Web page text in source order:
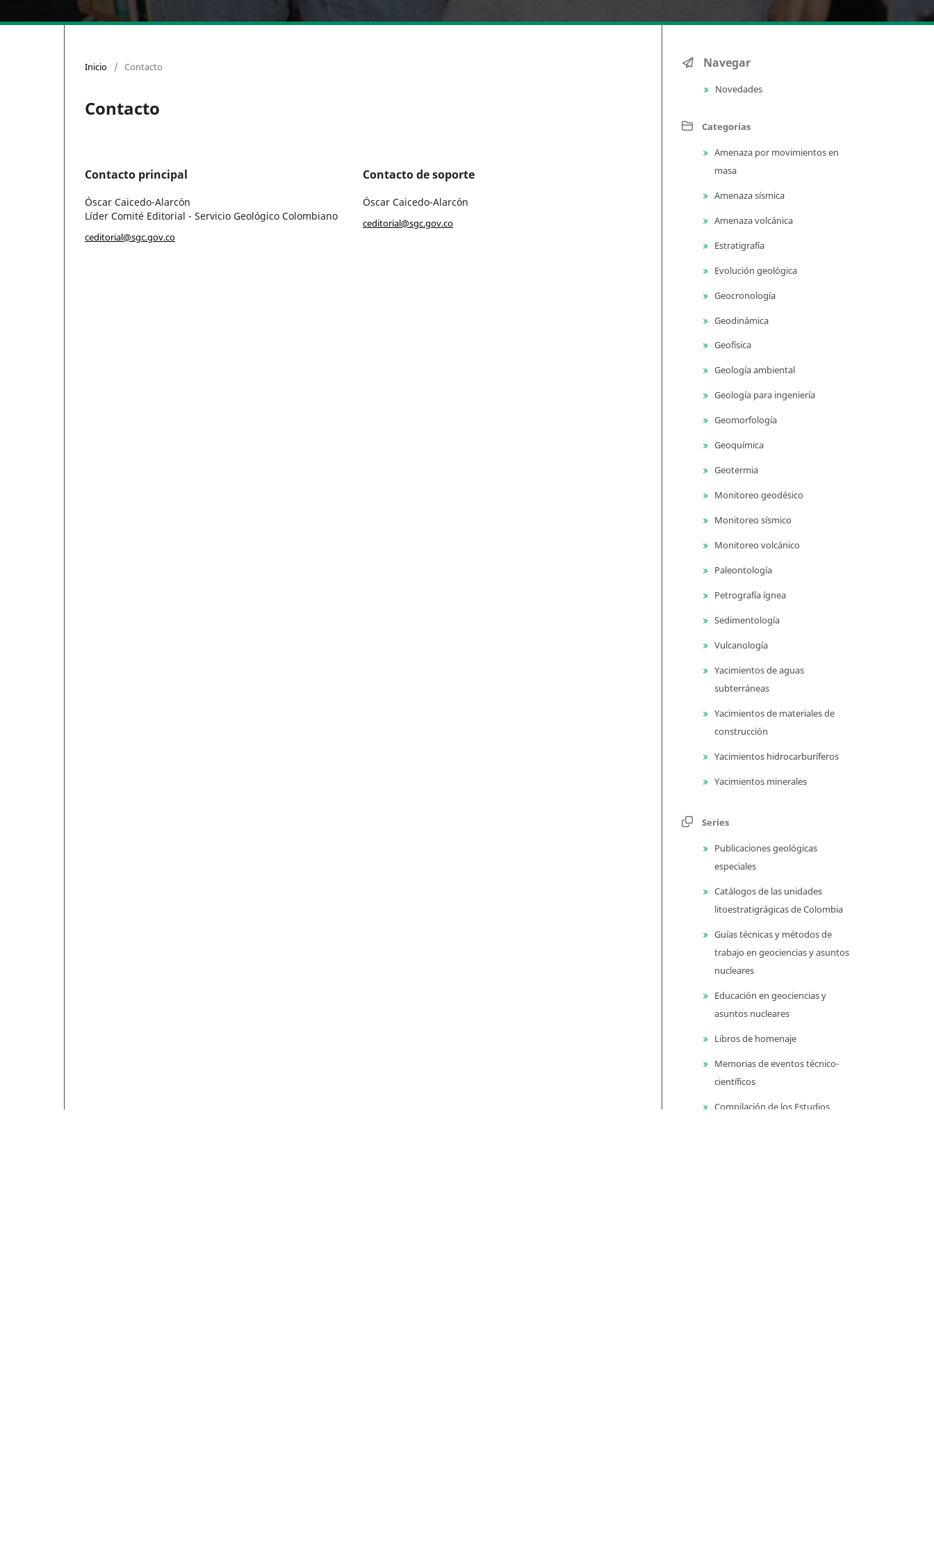
Inicio / Contacto
Contacto
Contacto principal
Óscar Caicedo-Alarcón
Líder Comité Editorial - Servicio Geológico Colombiano
ceditorial@sgc.gov.co
Contacto de soporte
Óscar Caicedo-Alarcón
ceditorial@sgc.gov.co
Navegar
Novedades
Categorías
Amenaza por movimientos en
masa
Amenaza sísmica
Amenaza volcánica
Estratigrafía
Evolución geológica
Geocronología
Geodinámica
Geofísica
Geología ambiental
Geología para ingeniería
Geomorfología
Geoquímica
Geotermia
Monitoreo geodésico
Monitoreo sísmico
Monitoreo volcánico
Paleontología
Petrografía ígnea
Sedimentología
Vulcanología
Yacimientos de aguas
subterráneas
Yacimientos de materiales de
construcción
Yacimientos hidrocarburíferos
Yacimientos minerales
Series
Publicaciones geológicas
especiales
Catálogos de las unidades
litoestratigrágicas de Colombia
Guías técnicas y métodos de
trabajo en geociencias y asuntos
nucleares
Educación en geociencias y
asuntos nucleares
Libros de homenaje
Memorias de eventos técnico-
científicos
Compilación de los Estudios